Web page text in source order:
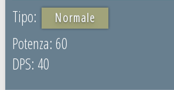
Normale
60
40